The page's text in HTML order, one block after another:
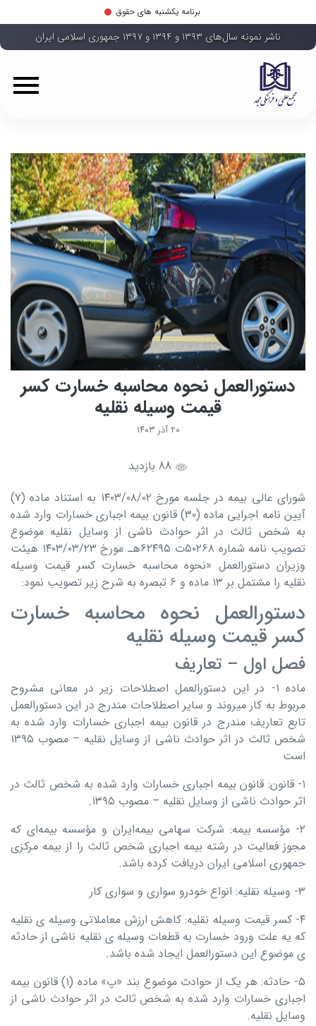
برنامه یکشنبه های حقوق
ناشر نمونه سال‌های ۱۳۹۳ و ۱۳۹۴ و ۱۳۹۷ جمهوری اسلامی ایران
دستورالعمل نحوه محاسبه خسارت کسر
قیمت وسیله نقلیه
۲۰ آذر ۱۴۰۳
شورای عالی بیمه در جلسه مورخ ۱۴۰۳/۰۸/۰۲ به استناد ماده (۷)
آیین نامه اجرایی ماده (۳۰) قانون بیمه اجباری خسارات وارد شده
به شخص ثالث در اثر حوادث ناشی از وسایل نقلیه موضوع
تصویب نامه شماره ۵۰۲۶۸ت ۶۲۴۹۵هـ مورخ ۱۴۰۳/۰۳/۲۳ هیئت
وزیران دستورالعمل «نحوه محاسبه خسارت کسر قیمت وسیله
نقلیه را مشتمل بر ۱۳ ماده و ۶ تبصره به شرح زیر تصویب نمود:
دستورالعمل نحوه محاسبه خسارت
کسر قیمت وسیله نقلیه
فصل اول – تعاریف
ماده ۱- در این دستورالعمل اصطلاحات زیر در معانی مشروح
مربوط به کار میروند و سایر اصطلاحات مندرج در این دستورالعمل
تابع تعاریف مندرج در قانون بیمه اجباری خسارات وارد شده به
شخص ثالث در اثر حوادث ناشی از وسایل نقلیه – مصوب ۱۳۹۵
است
۱- قانون: قانون بیمه اجباری خسارات وارد شده به شخص ثالث در
اثر حوادث ناشی از وسایل نقلیه – مصوب ۱۳۹۵.
۲- مؤسسه بیمه: شرکت سهامی بیمه‌ایران و مؤسسه بیمه‌ای که
مجوز فعالیت در رشته بیمه اجباری شخص ثالث را از بیمه مرکزی
جمهوری اسلامی ایران دریافت کرده باشد.
۳- وسیله نقلیه: انواع خودرو سواری و سواری کار
۴- کسر قیمت وسیله نقلیه: کاهش ارزش معاملاتی وسیله ی نقلیه
که یه علت ورود خسارت به قطعات وسیله ی نقلیه ناشی از حادثه
ی موضوع این دستورالعمل ایجاد شده باشد.
۵- حادثه: هر یک از حوادث موضوع بند «پ» ماده (۱) قانون بیمه
اجباری خسارات وارد شده به شخص ثالث در اثر حوادث ناشی از
وسایل نقلیه.